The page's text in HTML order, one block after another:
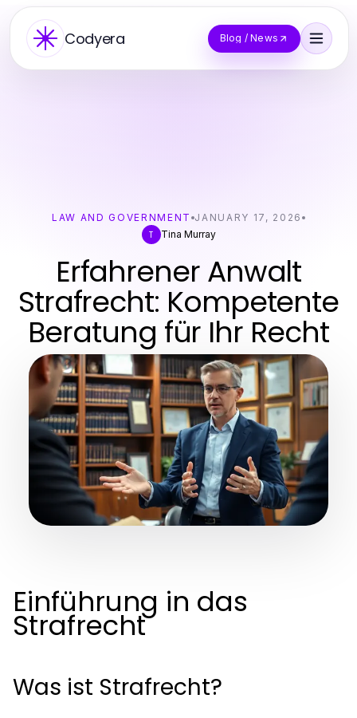
Codyera Blog / News
LAW AND GOVERNMENT JANUARY 17, 2026
T
Tina Murray
Erfahrener Anwalt
Strafrecht: Kompetente
Beratung für Ihr Recht
Einführung in das
Strafrecht
Was ist Strafrecht?